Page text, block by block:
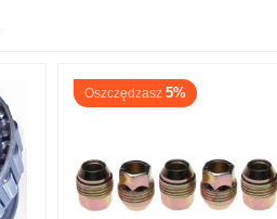
Oszczędzasz 5%